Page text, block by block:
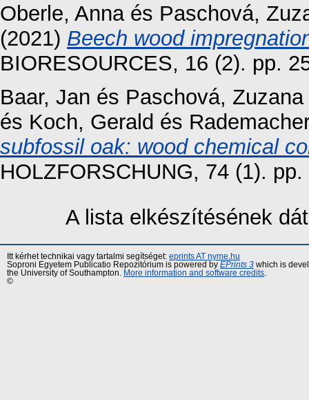
Oberle, Annaés Paschová,
(2021) Beech wood
BIORESOURCES, 16 (2). pp.
Baar, Jan és Paschová, Zuzana
és Koch, Gerald és
subfossil oak: wood chemical
HOLZFORSCHUNG, 74 (1).
A lista elkészítésének
Itt kérhet technikai vagy tartalmi segítséget: eprints AT nyme.hu
Soproni Egyetem Publicatio Repozitórium is powered by EPrints 3 which is
the University of Southampton.
More information and software credits
©